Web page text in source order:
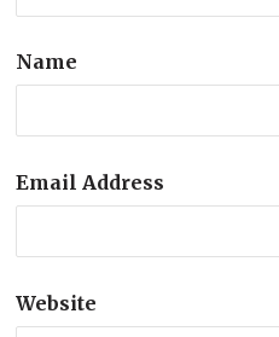
Name
Email Address
Website